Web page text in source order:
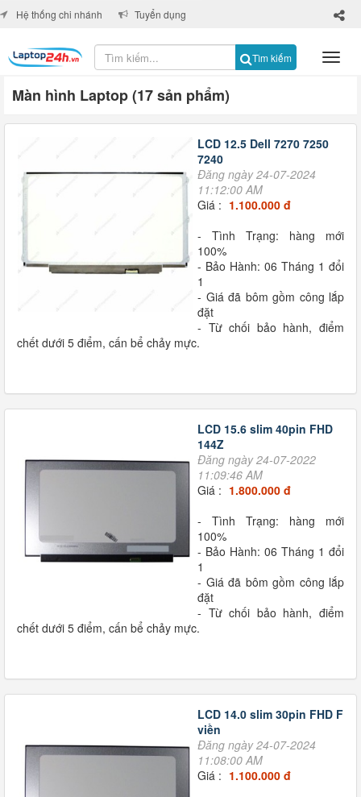
Tìm kiếm
×
Hệ thống chi nhánh Tuyển dụng
Màn hình Laptop (17 sản phẩm)
LCD 12.5 Dell 7270 7250
7240
Đăng ngày 24-07-2024
11:12:00 AM
Giá : 1.100.000 đ
- Tình Trạng: hàng mới
100%
- Bảo Hành: 06 Tháng 1 đổi
1
- Giá đã bôm gồm công lắp
đặt
- Từ chối bảo hành, điểm
chết dưới 5 điểm, cấn bể chảy mực.
LCD 15.6 slim 40pin FHD
144Z
Đăng ngày 24-07-2022
11:09:46 AM
Giá : 1.800.000 đ
- Tình Trạng: hàng mới
100%
- Bảo Hành: 06 Tháng 1 đổi
1
- Giá đã bôm gồm công lắp
đặt
- Từ chối bảo hành, điểm
chết dưới 5 điểm, cấn bể chảy mực.
LCD 14.0 slim 30pin FHD F
viền
Đăng ngày 24-07-2024
11:08:00 AM
Giá : 1.100.000 đ